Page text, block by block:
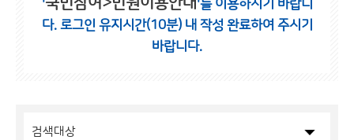
'
'를 이용하시기 바랍니
다. 로그인 유지시간(10분) 내 작성 완료하여 주시기
바랍니다.